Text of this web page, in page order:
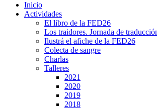
Inicio
Actividades
El libro de la FED26
Los traidores. Jornada de
Ilustrá el afiche de la FED26
Colecta de sangre
Charlas
Talleres
2021
2020
2019
2018